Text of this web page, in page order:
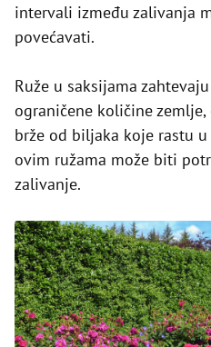
intervali između zalivanja
povećavati.
Ruže u saksijama
ograničene količine
brže od biljaka koje rastu
ovim ružama može biti
zalivanje.